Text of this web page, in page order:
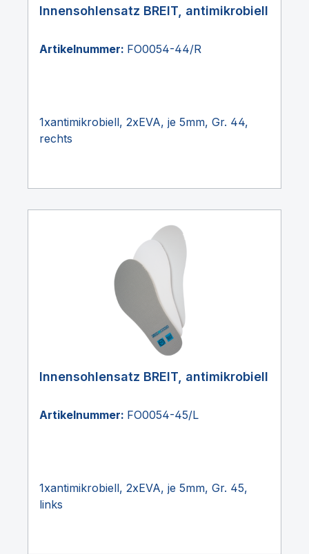
Innensohlensatz BREIT, antimikrobiell
Artikelnummer: FO0054-44/R
1xantimikrobiell, 2xEVA, je 5mm, Gr. 44,
rechts
Innensohlensatz BREIT, antimikrobiell
Artikelnummer: FO0054-45/L
1xantimikrobiell, 2xEVA, je 5mm, Gr. 45,
links